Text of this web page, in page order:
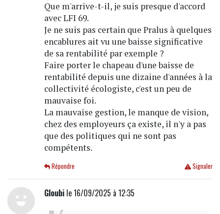
Que m'arrive-t-il, je suis presque d'accord
avec LFI 69.
Je ne suis pas certain que Pralus à quelques
encablures ait vu une baisse significative
de sa rentabilité par exemple ?
Faire porter le chapeau d'une baisse de
rentabilité depuis une dizaine d'années à la
collectivité écologiste, c'est un peu de
mauvaise foi.
La mauvaise gestion, le manque de vision,
chez des employeurs ça existe, il n'y a pas
que des politiques qui ne sont pas
compétents.
Signaler
Répondre
Gloubile 16/09/2025 à 12:35